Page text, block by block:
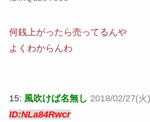
何銭上がったら売ってるんや
よくわからんわ
15: 風吹けば名無し 2018/02/27(
ID:NLa84Rwcr